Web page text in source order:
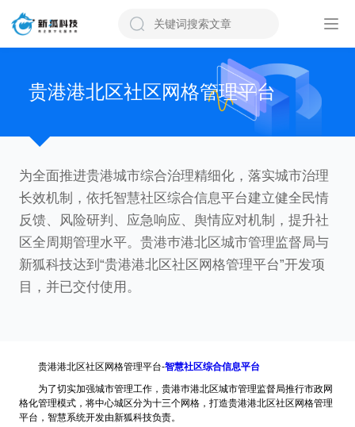
贵港港北区社区网格管理平台
为全面推进贵港城市综合治理精细化，落实城市治理
长效机制，依托智慧社区综合信息平台建立健全民情
反馈、风险研判、应急响应、舆情应对机制，提升社
区全周期管理水平。贵港巿港北区城市管理监督局与
新狐科技达到“贵港港北区社区网格管理平台”开发项
目，并已交付使用。
贵港港北区社区网格管理平台-智慧社区综合信息平台
为了切实加强城市管理工作，贵港巿港北区城市管理监督局推行市政网
格化管理模式，将中心城区分为十三个网格，打造贵港港北区社区网格管理
平台，智慧系统开发由新狐科技负责。